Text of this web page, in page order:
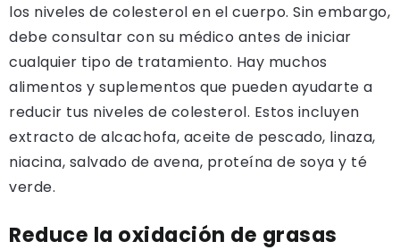
los niveles de colesterol en el cuerpo. Sin embargo,
debe consultar con su médico antes de iniciar
cualquier tipo de tratamiento. Hay muchos
alimentos y suplementos que pueden ayudarte a
reducir tus niveles de colesterol. Estos incluyen
extracto de alcachofa, aceite de pescado, linaza,
niacina, salvado de avena, proteína de soya y té
verde.
Reduce la oxidación de grasas